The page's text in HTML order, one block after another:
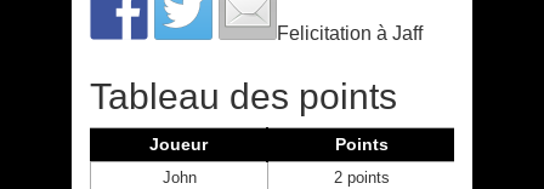
Felicitation à Jaff
Tableau des points
Joueur Points
John
2 points